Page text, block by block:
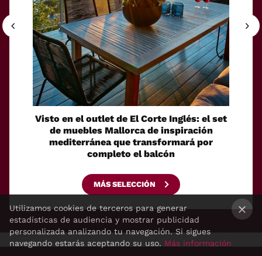
Visto en el outlet de El Corte Inglés: el set
de muebles Mallorca de inspiración
mediterránea que transformará por
completo el balcón
MÁS SELECCIÓN
Utilizamos cookies de terceros para generar
estadísticas de audiencia y mostrar publicidad
personalizada analizando tu navegación. Si sigues
navegando estarás aceptando su uso. Más información